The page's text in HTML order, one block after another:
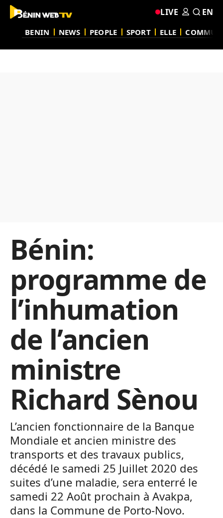
BENIN NEWS PEOPLE SPORT ELLE
LIVE EN
Bénin:
programme de
l’inhumation
de l’ancien
ministre
Richard Sènou
L’ancien fonctionnaire de la Banque
Mondiale et ancien ministre des
transports et des travaux publics,
décédé le samedi 25 Juillet 2020 des
suites d’une maladie, sera enterré le
samedi 22 Août prochain à Avakpa,
dans la Commune de Porto-Novo.